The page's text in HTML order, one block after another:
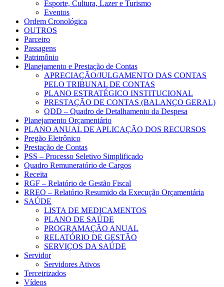
Esporte, Cultura, Lazer e Turismo
Eventos
Ordem Cronológica
OUTROS
Parceiro
Passagens
Patrimônio
Planejamento e Prestação de Contas
APRECIAÇÃO/JULGAMENTO DAS CONTAS
PELO TRIBUNAL DE CONTAS
PLANO ESTRATÉGICO INSTITUCIONAL
PRESTAÇÃO DE CONTAS (BALANÇO GERAL)
QDD – Quadro de Detalhamento da Despesa
Planejamento Orçamentário
PLANO ANUAL DE APLICAÇÃO DOS RECURSOS
Pregão Eletrônico
Prestação de Contas
PSS – Processo Seletivo Simplificado
Quadro Remuneratório de Cargos
Receita
RGF – Relatório de Gestão Fiscal
RREO – Relatório Resumido da Execução Orçamentária
SAÚDE
LISTA DE MEDICAMENTOS
PLANO DE SAÚDE
PROGRAMAÇÃO ANUAL
RELATÓRIO DE GESTÃO
SERVIÇOS DA SAÚDE
Servidor
Servidores Ativos
Terceirizados
Vídeos